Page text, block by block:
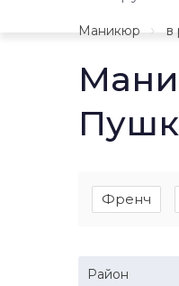
Маникюр
в
Френч
Район